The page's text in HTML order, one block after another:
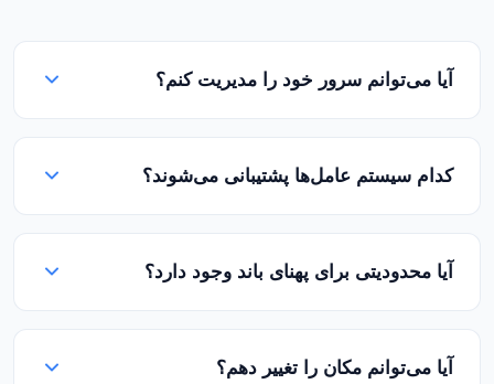
سفارشی ممکن است به 24-48 ساعت نیاز داشته باشند.
آیا می‌توانم سرور خود را مدیریت کنم؟
را کاملا مدیریت کنید. مدیریت از راه دور از طریق
IPMI/KVM نیز در دسترس است.
کدام سیستم عامل‌ها پشتیبانی می‌شوند؟
پشتیبانی می‌شوند. نصب‌های سفارشی ISO نیز می‌توانند از
طریق IPMI انجام شوند.
آیا محدودیتی برای پهنای باند وجود دارد؟
سرعت پورت شما تضمین شده است و هیچ محدودیتی در
سیاست استفاده منصفانه ما وجود ندارد. هیچ هزینه اضافی
آیا می‌توانم مکان را تغییر دهم؟